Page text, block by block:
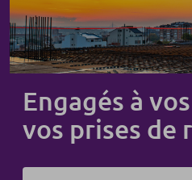
Engagés à
vos prises de